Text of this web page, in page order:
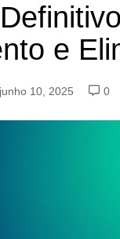
e
junho 10, 2025 0